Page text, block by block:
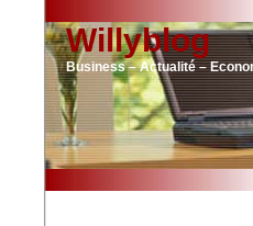
Willyblog
Business – Actualité –